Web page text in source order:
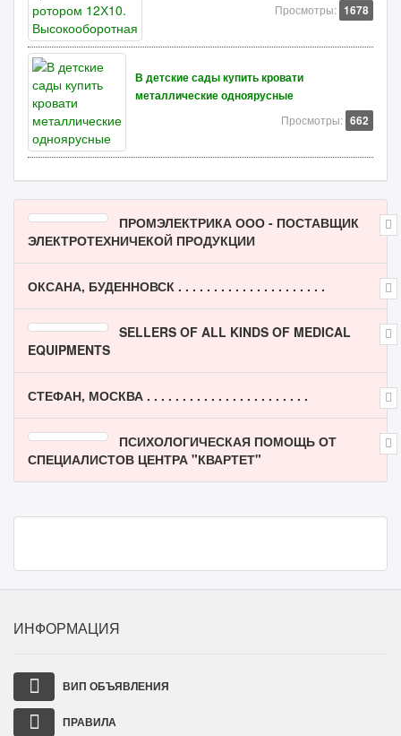
Просмотры: 1678
В детские сады купить кровати
металлические одноярусные
Просмотры: 662
ПРОМЭЛЕКТРИКА ООО - ПОСТАВЩИК
ЭЛЕКТРОТЕХНИЧЕКОЙ ПРОДУКЦИИ
ОКСАНА, БУДЕННОВСК . . . . . . . . . . . . . . . . . . . . .
SELLERS OF ALL KINDS OF MEDICAL
EQUIPMENTS
СТЕФАН, МОСКВА . . . . . . . . . . . . . . . . . . . . . . .
ПСИХОЛОГИЧЕСКАЯ ПОМОЩЬ ОТ
СПЕЦИАЛИСТОВ ЦЕНТРА "КВАРТЕТ"
ИНФОРМАЦИЯ
ВИП ОБЪЯВЛЕНИЯ
ПРАВИЛА